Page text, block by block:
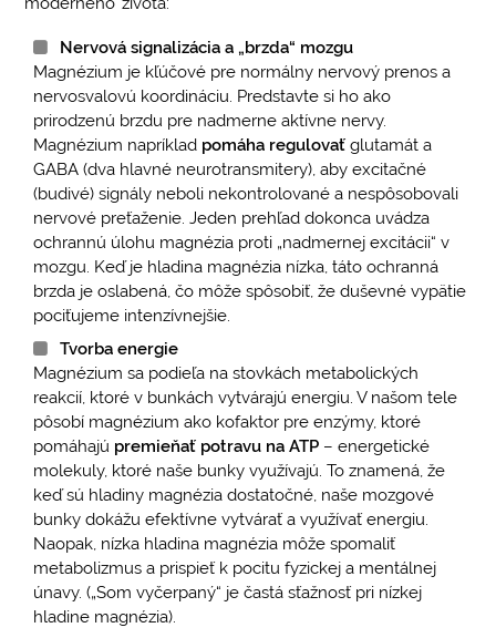
Nervová signalizácia a „brzda“ mozgu
Magnézium je kľúčové pre normálny nervový prenos a
nervosvalovú koordináciu. Predstavte si ho ako
prirodzenú brzdu pre nadmerne aktívne nervy.
Magnézium napríklad pomáha regulovaťglutamát a
GABA (dva hlavné neurotransmitery), aby excitačné
(budivé) signály neboli nekontrolované a nespôsobovali
nervové preťaženie. Jeden prehľad dokonca uvádza
ochrannú úlohu magnézia proti „nadmernej excitácii“ v
mozgu. Keď je hladina magnézia nízka, táto ochranná
brzda je oslabená, čo môže spôsobiť, že duševné vypätie
pociťujeme intenzívnejšie.
Tvorba energie
Magnézium sa podieľa na stovkách metabolických
reakcií, ktoré v bunkách vytvárajú energiu. V našom tele
pôsobí magnézium ako kofaktor pre enzýmy, ktoré
pomáhajú premieňať potravu na ATP– energetické
molekuly, ktoré naše bunky využívajú. To znamená, že
keď sú hladiny magnézia dostatočné, naše mozgové
bunky dokážu efektívne vytvárať a využívať energiu.
Naopak, nízka hladina magnézia môže spomaliť
metabolizmus a prispieť k pocitu fyzickej a mentálnej
únavy. („Som vyčerpaný“ je častá sťažnosť pri nízkej
hladine magnézia).